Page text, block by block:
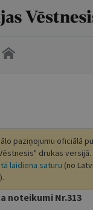
paziņojumu oficiālā
drukas versijā.
laidiena saturu (no
noteikumi Nr.313